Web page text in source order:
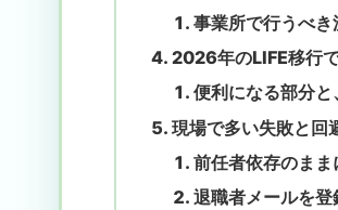
事業所で行うべき
2026年のLIFE移行
便利になる部分
現場で多い失敗と回
前任者依存のまま
退職者メールを